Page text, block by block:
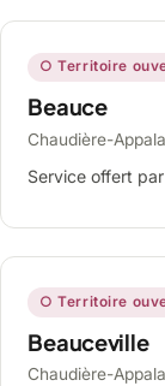
○ Territoire
Beauce
Chaudière-
Service offert
○ Territoire
Beauceville
Chaudière-